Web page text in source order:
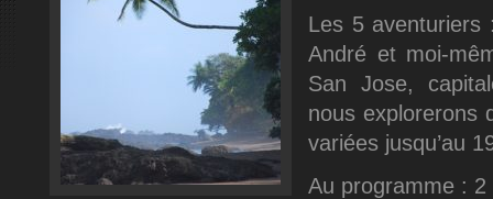
Les 5 aventuriers
André et moi-
San Jose,
nous explorerons
variées jusqu’au
Au programme :